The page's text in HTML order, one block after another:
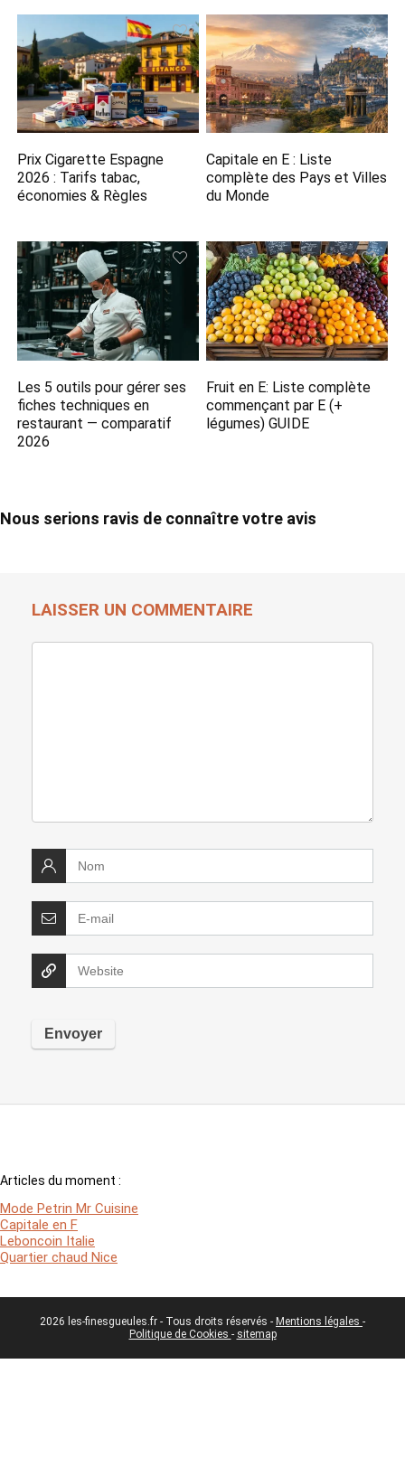
Prix Cigarette Espagne
2026​ : Tarifs tabac,
économies & Règles
Capitale en E​ : Liste
complète des Pays et Villes
du Monde
Les 5 outils pour gérer ses
fiches techniques en
restaurant — comparatif
2026
Fruit en E: Liste complète
commençant par E (+
légumes) GUIDE
Nous serions ravis de connaître votre avis
LAISSER UN COMMENTAIRE
Articles du moment :
Mode Petrin Mr Cuisine
Capitale en F
Leboncoin Italie
Quartier chaud Nice
2026 les-finesgueules.fr - Tous droits réservés - Mentions légales -
Politique de Cookies - sitemap